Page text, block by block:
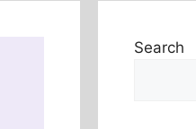
Search